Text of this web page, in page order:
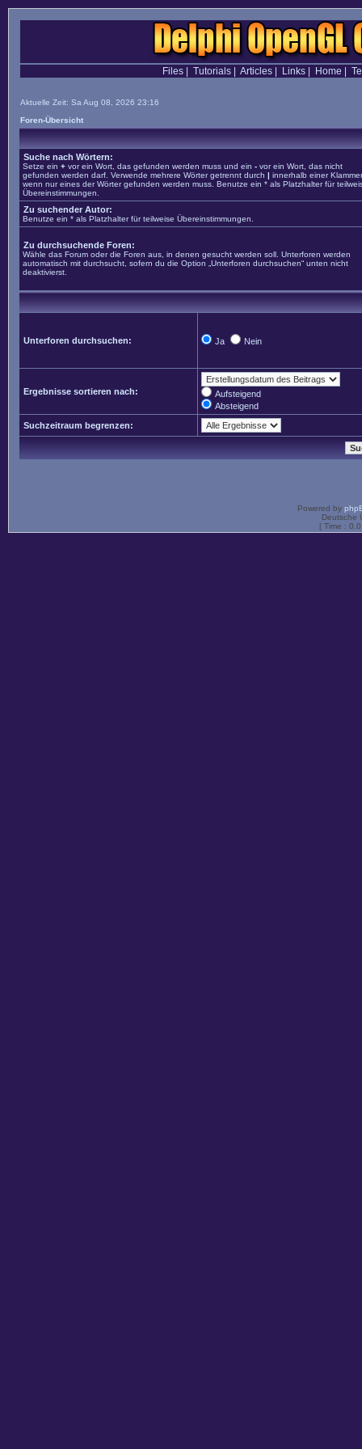
Files| Tutorials| Articles| Links| Home
Aktuelle Zeit: Sa Aug 08, 2026 23:16
Foren-Übersicht
Suche nach Wörtern:
Setze ein + vor ein Wort, das gefunden werden muss und ein - vor ein Wort, das nicht
gefunden werden darf. Verwende mehrere Wörter getrennt durch | innerhalb einer
wenn nur eines der Wörter gefunden werden muss. Benutze ein * als Platzhalter für
Übereinstimmungen.
Zu suchender Autor:
Benutze ein * als Platzhalter für teilweise Übereinstimmungen.
Zu durchsuchende Foren:
Wähle das Forum oder die Foren aus, in denen gesucht werden soll. Unterforen werden
automatisch mit durchsucht, sofern du die Option „Unterforen durchsuchen“ unten nicht
deaktivierst.
Unterforen durchsuchen: Ja Nein
Ergebnisse sortieren nach:
Aufsteigend
Absteigend
Suchzeitraum begrenzen:
Powered by
Deutsche
[ Time :